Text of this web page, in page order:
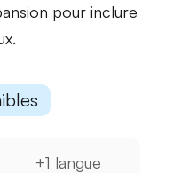
pour inclure
+1 langue